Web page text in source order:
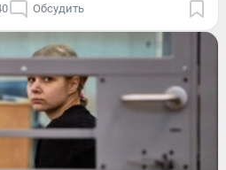
Обсудить